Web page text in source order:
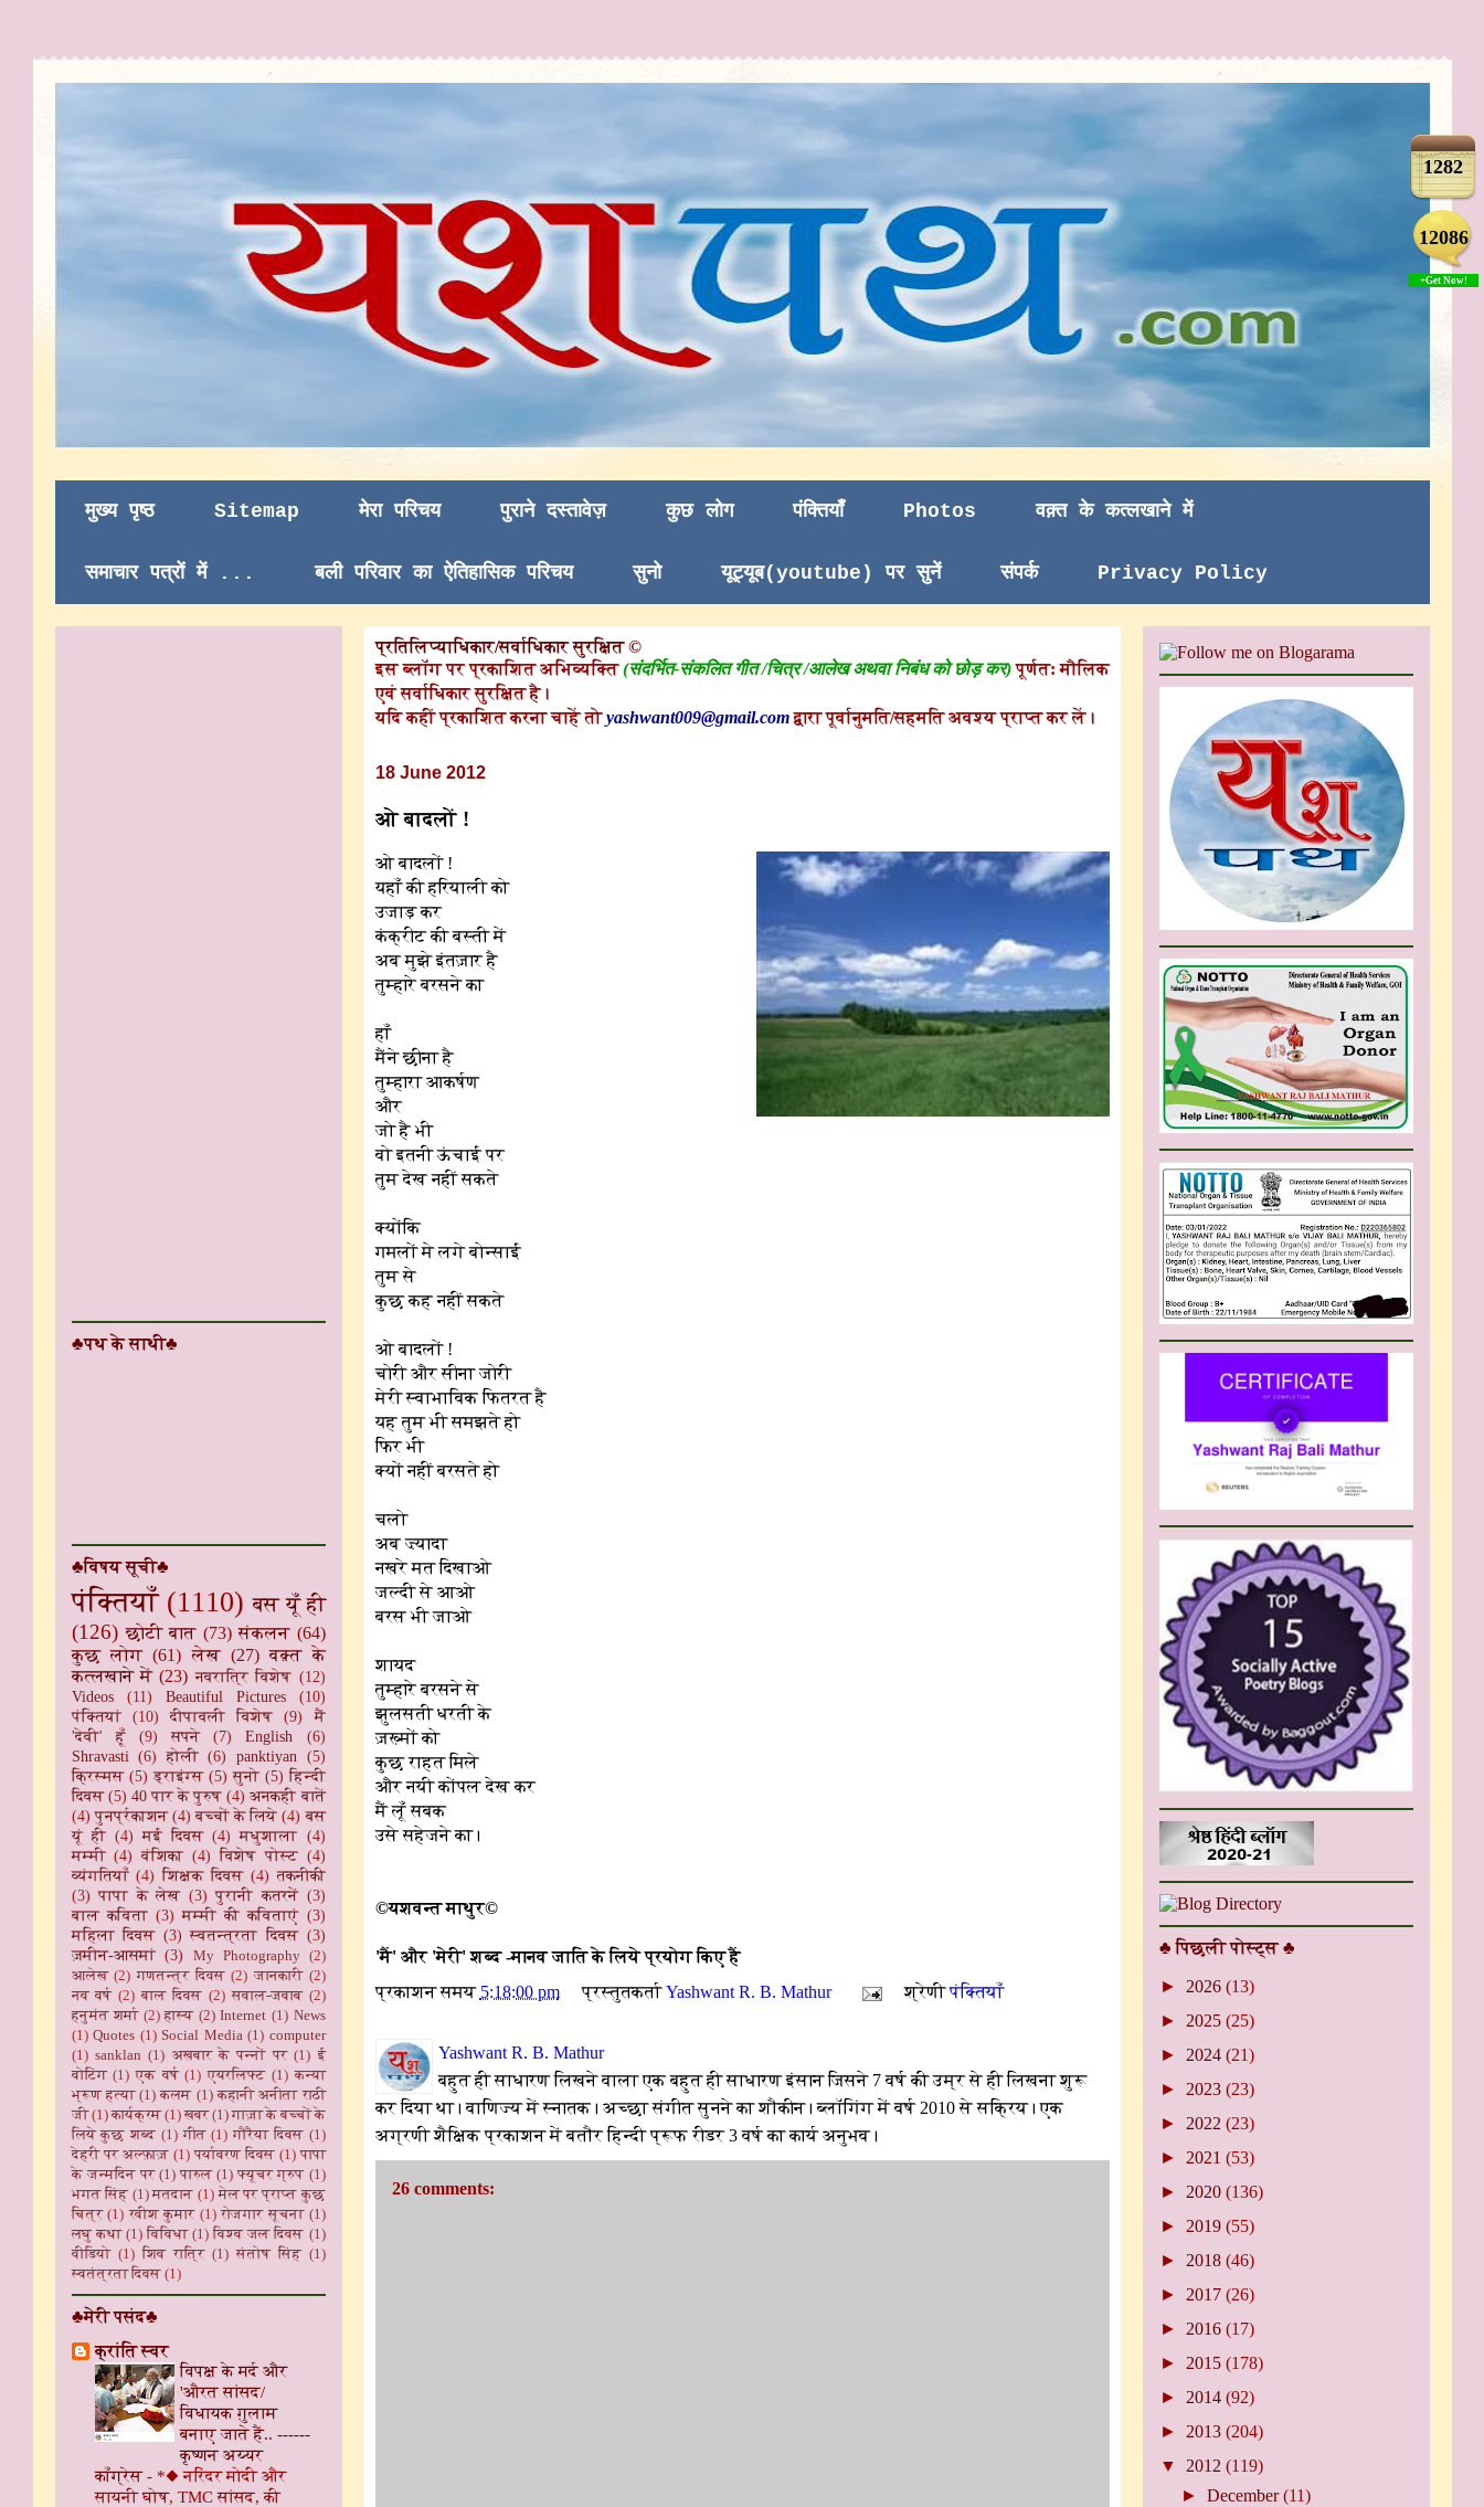
मुख्य पृष्ठ Sitemap मेरा परिचय पुराने दस्तावेज़ कुछ लोग पंक्तियाँ Photos वक़्त के कत्लखाने में
समाचार पत्रों में ... बली परिवार का ऐतिहासिक परिचय सुनो यूट्यूब(youtube) पर सुनें संपर्क Privacy Policy
प्रतिलिप्याधिकार/सर्वाधिकार सुरक्षित ©
इस ब्लॉग पर प्रकाशित अभिव्यक्ति (संदर्भित-संकलित गीत /चित्र /आलेख अथवा निबंध को छोड़ कर) पूर्णत: मौलिक
एवं सर्वाधिकार सुरक्षित है।
यदि कहीं प्रकाशित करना चाहें तो yashwant009@gmail.comद्वारा पूर्वानुमति/सहमति अवश्य प्राप्त कर लें।
18 June 2012
ओ बादलों !
ओ बादलों !
यहाँ की हरियाली को
उजाड़ कर
कंक्रीट की बस्ती में
अब मुझे इंतज़ार है
तुम्हारे बरसने का
हाँ
मैंने छीना है
तुम्हारा आकर्षण
और
जो है भी
वो इतनी ऊंचाई पर
तुम देख नहीं सकते
क्योंकि
गमलों मे लगे बोन्साई
तुम से
कुछ कह नहीं सकते
ओ बादलों !
चोरी और सीना जोरी
मेरी स्वाभाविक फितरत है
यह तुम भी समझते हो
फिर भी
क्यों नहीं बरसते हो
चलो
अब ज़्यादा
नखरे मत दिखाओ
जल्दी से आओ
बरस भी जाओ
शायद
तुम्हारे बरसने से
झुलसती धरती के
ज़ख़्मों को
कुछ राहत मिले
और नयी कोंपल देख कर
मैं लूँ सबक
उसे सहेजने का।
©यशवन्त माथुर©
'मैं' और 'मेरी' शब्द -मानव जाति के लिये प्रयोग किए हैं
प्रकाशन समय 5:18:00 pm प्रस्तुतकर्ताYashwant R. B. Mathur श्रेणीपंक्तियाँ
Yashwant R. B. Mathur
बहुत ही साधारण लिखने वाला एक बहुत ही साधारण इंसान जिसने 7 वर्ष की उम्र से ही लिखना शुरू
कर दिया था। वाणिज्य में स्नातक। अच्छा संगीत सुनने का शौकीन। ब्लॉगिंग में वर्ष 2010 से सक्रिय। एक
अग्रणी शैक्षिक प्रकाशन में बतौर हिन्दी प्रूफ रीडर 3 वर्ष का कार्य अनुभव।
26 comments:
1282
12086
+Get Now!
♣पथ के साथी♣
♣विषय सूची♣
पंक्तियाँ (1110) बस यूँ ही
(126) छोटी बात (73) संकलन (64)
कुछ लोग (61) लेख (27) वक़्त के
कत्लखाने में (23) नवरात्रि विशेष (12)
Videos
(11) Beautiful Pictures
(10)
पंक्तियां
(10) दीपावली विशेष (9)
मैं
'देवी' हूँ
(9) सपने (7) English
(6)
Shravasti (6) होली (6) panktiyan
(5)
क्रिस्मस (5) ड्राइंग्स (5) सुनो (5) हिन्दी
दिवस (5) 40 पार के पुरुष (4) अनकही बातें
(4) पुनर्प्रकाशन (4) बच्चों के लिये (4) बस
यूं ही (4) मई दिवस (4) मधुशाला (4)
मम्मी (4) वंशिका (4) विशेष पोस्ट (4)
व्यंगतियाँ (4) शिक्षक दिवस (4) तकनीकी
(3) पापा के लेख (3) पुरानी कतरनें (3)
बाल कविता (3) मम्मी की कविताएं (3)
महिला दिवस (3) स्वतन्त्रता दिवस (3)
ज़मीन-आसमां (3) My Photography (2)
आलेख (2) गणतन्त्र दिवस (2) जानकारी (2)
नव वर्ष (2) बाल दिवस (2) सवाल-जवाब (2)
हनुमंत शर्मा (2) हास्य (2) Internet (1) News
(1) Quotes (1) Social Media (1) computer
(1) sanklan (1) अखबार के पन्नों पर (1) ई
वोटिंग (1) एक वर्ष (1) एयरलिफ्ट (1) कन्या
भ्रूण हत्या (1) कलम (1) कहानी अनीता राठी
जी (1) कार्यक्रम (1) खबर (1) गाज़ा के बच्चों के
लिये कुछ शब्द (1) गीत (1) गौरैया दिवस (1)
देहरी पर अल्फ़ाज़ (1) पर्यावरण दिवस (1) पापा
के जन्मदिन पर (1) पारुल (1) फ्यूचर ग्रुप (1)
भगत सिंह (1) मतदान (1) मेल पर प्राप्त कुछ
चित्र (1) रवीश कुमार (1) रोजगार सूचना (1)
लघु कथा (1) विविधा (1) विश्व जल दिवस (1)
वीडियो (1) शिव रात्रि (1) संतोष सिंह (1)
स्वतंत्रता दिवस (1)
♣मेरी पसंद♣
क्रांति स्वर
विपक्ष के मर्द और
'औरत सांसद/
विधायक ग़ुलाम
बनाए जाते हैं.. ------
कृष्णन अय्यर
काँग्रेस- *◆ नरिंदर मोदी और
सायनी घोष, TMC सांसद, की
♣ पिछली पोस्ट्स ♣
► 2026 (13)
► 2025 (25)
► 2024 (21)
► 2023 (23)
► 2022 (23)
► 2021 (53)
► 2020 (136)
► 2019 (55)
► 2018 (46)
► 2017 (26)
► 2016 (17)
► 2015 (178)
► 2014 (92)
► 2013 (204)
▼ 2012 (119)
► December(11)